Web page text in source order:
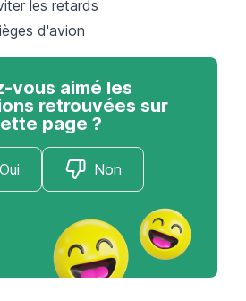
les retards
d'avion
vous aimé les
retrouvées sur
page ?
Oui Non